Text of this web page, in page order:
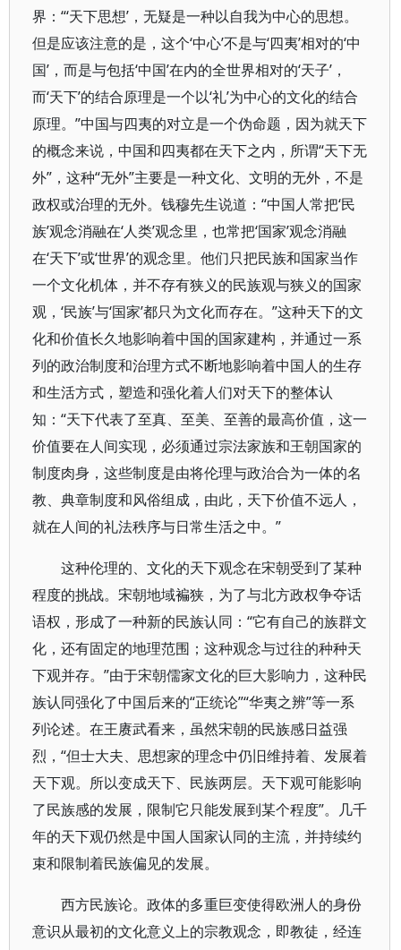
界：“‘天下思想’，无疑是一种以自我为中心的思想。
但是应该注意的是，这个‘中心’不是与‘四夷’相对的‘中
国’，而是与包括‘中国’在内的全世界相对的‘天子’，
而‘天下’的结合原理是一个以‘礼’为中心的文化的结合
原理。”中国与四夷的对立是一个伪命题，因为就天下
的概念来说，中国和四夷都在天下之内，所谓“天下无
外”，这种“无外”主要是一种文化、文明的无外，不是
政权或治理的无外。钱穆先生说道：“中国人常把‘民
族’观念消融在‘人类’观念里，也常把‘国家’观念消融
在‘天下’或‘世界’的观念里。他们只把民族和国家当作
一个文化机体，并不存有狭义的民族观与狭义的国家
观，‘民族’与‘国家’都只为文化而存在。”这种天下的文
化和价值长久地影响着中国的国家建构，并通过一系
列的政治制度和治理方式不断地影响着中国人的生存
和生活方式，塑造和强化着人们对天下的整体认
知：“天下代表了至真、至美、至善的最高价值，这一
价值要在人间实现，必须通过宗法家族和王朝国家的
制度肉身，这些制度是由将伦理与政治合为一体的名
教、典章制度和风俗组成，由此，天下价值不远人，
就在人间的礼法秩序与日常生活之中。”
这种伦理的、文化的天下观念在宋朝受到了某种
程度的挑战。宋朝地域褊狭，为了与北方政权争夺话
语权，形成了一种新的民族认同：“它有自己的族群文
化，还有固定的地理范围；这种观念与过往的种种天
下观并存。”由于宋朝儒家文化的巨大影响力，这种民
族认同强化了中国后来的“正统论”“华夷之辨”等一系
列论述。在王赓武看来，虽然宋朝的民族感日益强
烈，“但士大夫、思想家的理念中仍旧维持着、发展着
天下观。所以变成天下、民族两层。天下观可能影响
了民族感的发展，限制它只能发展到某个程度”。几千
年的天下观仍然是中国人国家认同的主流，并持续约
束和限制着民族偏见的发展。
西方民族论。政体的多重巨变使得欧洲人的身份
意识从最初的文化意义上的宗教观念，即教徒，经连